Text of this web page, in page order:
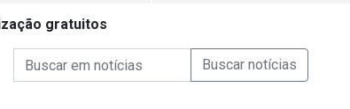
gratuitos
Campo de Busca de Notícias
Campo de Busca de informaçõesEnviar a Busca de